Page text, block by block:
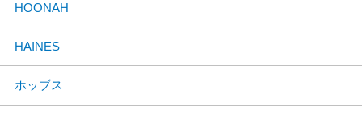
HOONAH
HAINES
ホッブス